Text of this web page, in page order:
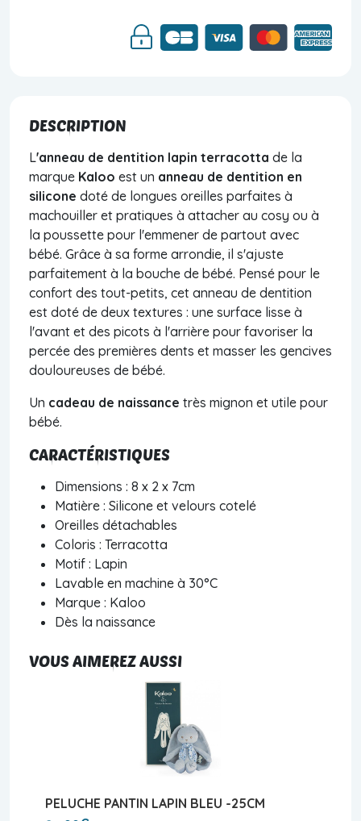
DESCRIPTION
L'anneau de dentition lapin terracotta de la
marque Kaloo est un anneau de dentition en
silicone doté de longues oreilles parfaites à
machouiller et pratiques à attacher au cosy ou à
la poussette pour l'emmener de partout avec
bébé. Grâce à sa forme arrondie, il s'ajuste
parfaitement à la bouche de bébé. Pensé pour le
confort des tout-petits, cet anneau de dentition
est doté de deux textures : une surface lisse à
l'avant et des picots à l'arrière pour favoriser la
percée des premières dents et masser les gencives
douloureuses de bébé.
Un cadeau de naissance très mignon et utile pour
bébé.
CARACTÉRISTIQUES
Dimensions : 8 x 2 x 7cm
Matière : Silicone et velours cotelé
Oreilles détachables
Coloris : Terracotta
Motif : Lapin
Lavable en machine à 30°C
Marque : Kaloo
Dès la naissance
VOUS AIMEREZ AUSSI
PELUCHE PANTIN LAPIN BLEU -25CM